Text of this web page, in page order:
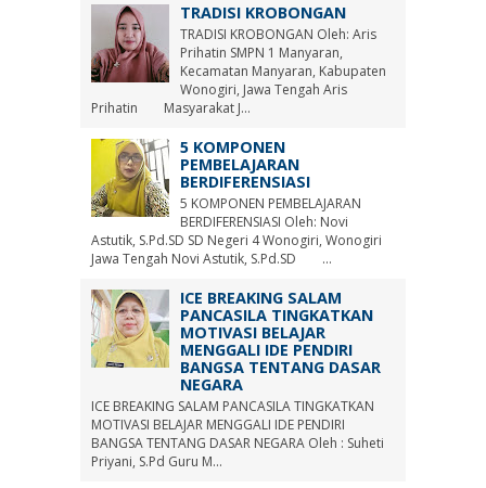
TRADISI KROBONGAN
TRADISI KROBONGAN Oleh: Aris
Prihatin SMPN 1 Manyaran,
Kecamatan Manyaran, Kabupaten
Wonogiri, Jawa Tengah Aris
Prihatin Masyarakat J...
5 KOMPONEN
PEMBELAJARAN
BERDIFERENSIASI
5 KOMPONEN PEMBELAJARAN
BERDIFERENSIASI Oleh: Novi
Astutik, S.Pd.SD SD Negeri 4 Wonogiri, Wonogiri
Jawa Tengah Novi Astutik, S.Pd.SD ...
ICE BREAKING SALAM
PANCASILA TINGKATKAN
MOTIVASI BELAJAR
MENGGALI IDE PENDIRI
BANGSA TENTANG DASAR
NEGARA
ICE BREAKING SALAM PANCASILA TINGKATKAN
MOTIVASI BELAJAR MENGGALI IDE PENDIRI
BANGSA TENTANG DASAR NEGARA Oleh : Suheti
Priyani, S.Pd Guru M...